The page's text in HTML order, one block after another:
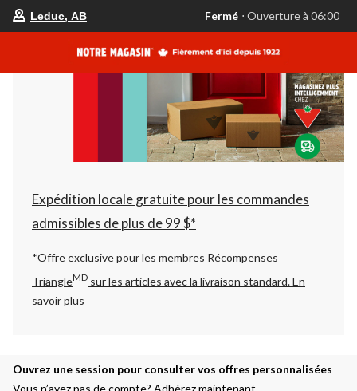
votre
est
AB,
Fermé,
Ouverture
à
06:00
changer
Leduc, AB Fermé ⋅ Ouverture à 06:00
Expédition locale gratuite pour les commandes
admissibles de plus de 99 $*
*Offre exclusive pour les membres Récompenses
TriangleMD sur les articles avec la livraison standard.En
savoir plus
Ouvrez une session pour consulter vos offres personnalisées
Vous n’avez pas de compte? Adhérez maintenant